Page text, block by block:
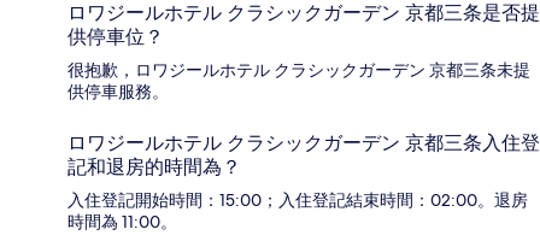
ロワジールホテル クラシックガーデン 京都三条是否提
供停車位？
很抱歉，ロワジールホテル クラシックガーデン 京都三条未提
供停車服務。
ロワジールホテル クラシックガーデン 京都三条入住登
記和退房的時間為？
入住登記開始時間：15:00；入住登記結束時間：02:00。退房
時間為 11:00。